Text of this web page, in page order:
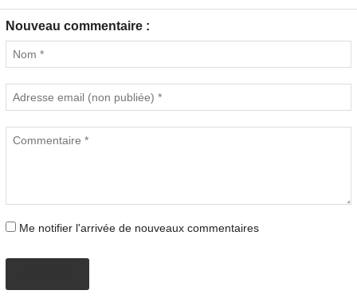
Nouveau commentaire :
Me notifier l'arrivée de nouveaux commentaires